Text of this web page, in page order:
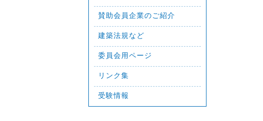
賛助会員企業のご紹介
建築法規など
委員会用ページ
リンク集
受験情報